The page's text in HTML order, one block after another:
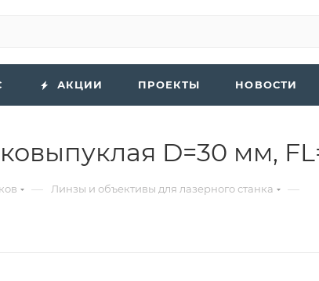
АКЦИИ ПРОЕКТЫ НОВОСТИ
D=30 мм,
— Линзы и объективы для лазерного станка —